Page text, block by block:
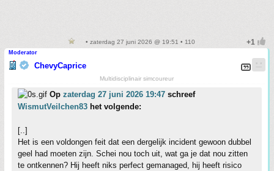
• zaterdag 27 juni 2026 @ 19:51 • 110
Moderator
ChevyCaprice
Multidisciplinair simcoureur
Op zaterdag 27 juni 2026 19:47 schreef
WismutVeilchen83 het volgende:
[..]
Het is een voldongen feit dat een dergelijk incident gewoon dubbel
geel had moeten zijn. Schei nou toch uit, wat ga je dat nou zitten
te ontkennen? Hij heeft niks perfect gemanaged, hij heeft risico